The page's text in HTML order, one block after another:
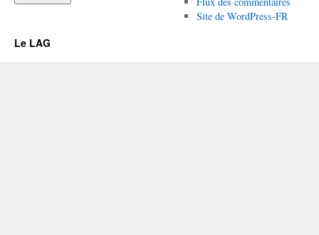
Site de WordPress-FR
Le LAG